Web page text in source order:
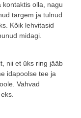
kontaktis olla, nagu
targem ja tulnud
Kõik lehvitasid
midagi.
nii et üks ring jääb
idapoolse tee ja
Vahvad